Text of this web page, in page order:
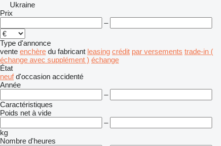
Ukraine
Prix
–
Type d'annonce
vente enchère du fabricant leasing crédit par versements trade-in (
échange avec supplément ) échange
État
neuf d'occasion accidenté
Année
–
Caractéristiques
Poids net à vide
–
kg
Nombre d'heures